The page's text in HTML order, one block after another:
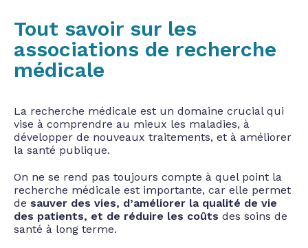
Tout savoir sur les
associations de recherche
médicale
La recherche médicale est un domaine crucial qui
vise à comprendre au mieux les maladies, à
développer de nouveaux traitements, et à améliorer
la santé publique.
On ne se rend pas toujours compte à quel point la
recherche médicale est importante, car elle permet
de sauver des vies, d’améliorer la qualité de vie
des patients, et de réduire les coûts des soins de
santé à long terme.